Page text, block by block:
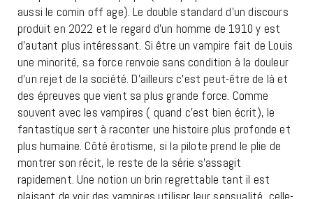
aussi le comin off age). Le double standard d’un discours
produit en 2022 et le regard d’un homme de 1910 y est
d’autant plus intéressant. Si être un vampire fait de Louis
une minorité, sa force renvoie sans condition à la douleur
d’un rejet de la société. D’ailleurs c’est peut-être de là et
des épreuves que vient sa plus grande force. Comme
souvent avec les vampires ( quand c’est bien écrit), le
fantastique sert à raconter une histoire plus profonde et
plus humaine. Côté érotisme, si la pilote prend le plie de
montrer son récit, le reste de la série s’assagit
rapidement. Une notion un brin regrettable tant il est